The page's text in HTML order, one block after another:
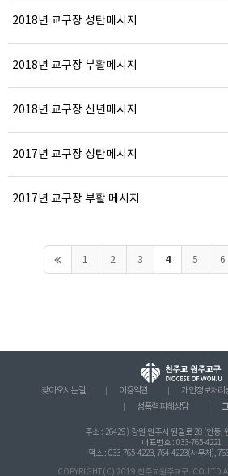
2018년 교구장 성탄메시지
2018년 교구장 부활메시지
2018년 교구장 신년메시지
2017년 교구장 성탄메시지
2017년 교구장 부활 메시지
1 2 3 4 5 6
찾아오시는 길 이용약관 개인정보처리
성폭력 피해상담
주소 : 26429 ) 강원 원주시 원일로 28 (인동,
대표번호 : 033-765-4221
팩스 : 033-765-4223, 764-4223(사무처),
COPYRIGHT(C) 2019 천주교원주교구. CO.LTD